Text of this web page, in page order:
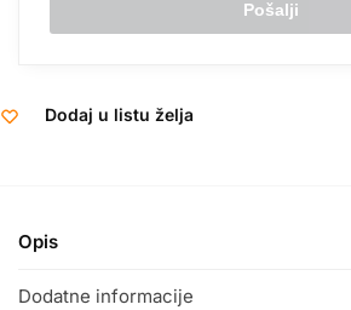
Dodaj u listu želja
Opis
Dodatne informacije